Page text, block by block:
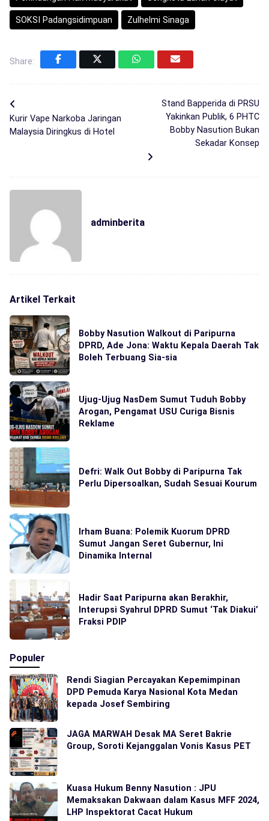
SOKSI Padangsidimpuan Zulhelmi Sinaga
Share:
Kurir Vape Narkoba Jaringan
Malaysia Diringkus di Hotel
Stand Bapperida di PRSU
Yakinkan Publik, 6 PHTC
Bobby Nasution Bukan
Sekadar Konsep
adminberita
Artikel Terkait
Bobby Nasution Walkout di Paripurna
DPRD, Ade Jona: Waktu Kepala Daerah Tak
Boleh Terbuang Sia-sia
Ujug-Ujug NasDem Sumut Tuduh Bobby
Arogan, Pengamat USU Curiga Bisnis
Reklame
Defri: Walk Out Bobby di Paripurna Tak
Perlu Dipersoalkan, Sudah Sesuai Kourum
Irham Buana: Polemik Kuorum DPRD
Sumut Jangan Seret Gubernur, Ini
Dinamika Internal
Hadir Saat Paripurna akan Berakhir,
Interupsi Syahrul DPRD Sumut ‘Tak Diakui’
Fraksi PDIP
Populer
Rendi Siagian Percayakan Kepemimpinan
DPD Pemuda Karya Nasional Kota Medan
kepada Josef Sembiring
JAGA MARWAH Desak MA Seret Bakrie
Group, Soroti Kejanggalan Vonis Kasus PET
Kuasa Hukum Benny Nasution : JPU
Memaksakan Dakwaan dalam Kasus MFF 2024,
LHP Inspektorat Cacat Hukum